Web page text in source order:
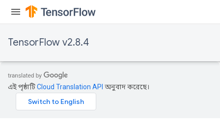
TensorFlow v2.8.4
এই পৃষ্ঠাটিCloud Translation API অনুবাদ করেছে।